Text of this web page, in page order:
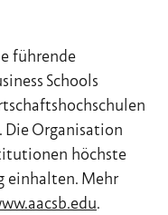
führende
Schools
Die Organisation
höchste
einhalten. Mehr
.